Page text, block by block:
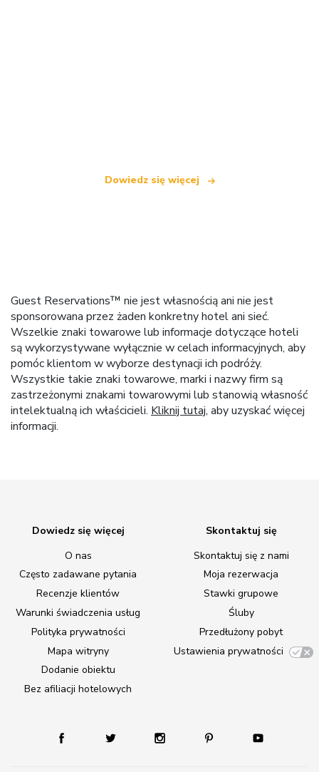
Dowiedz się więcej
Guest Reservations™ nie jest własnością ani nie jest
sponsorowana przez żaden konkretny hotel ani sieć.
Wszelkie znaki towarowe lub informacje dotyczące hoteli
są wykorzystywane wyłącznie w celach informacyjnych, aby
pomóc klientom w wyborze destynacji ich podróży.
Wszystkie takie znaki towarowe, marki i nazwy firm są
zastrzeżonymi znakami towarowymi lub stanowią własność
intelektualną ich właścicieli. Kliknij tutaj, aby uzyskać więcej
informacji.
Dowiedz się więcej
O nas
Często zadawane pytania
Recenzje klientów
Warunki świadczenia usług
Polityka prywatności
Mapa witryny
Dodanie obiektu
Bez afiliacji hotelowych
Skontaktuj się
Skontaktuj się z nami
Moja rezerwacja
Stawki grupowe
Śluby
Przedłużony pobyt
Ustawienia prywatności